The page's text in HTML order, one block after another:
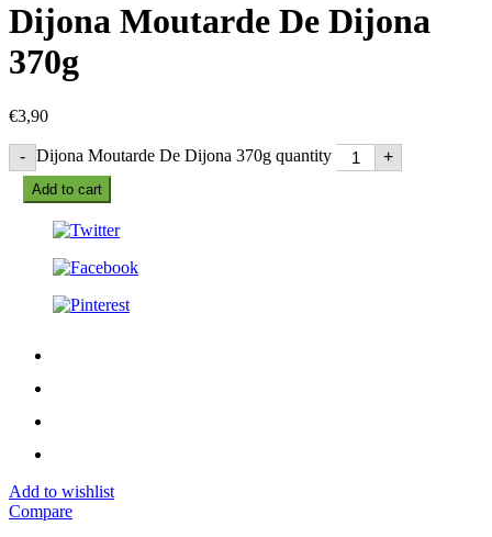
Dijona Moutarde De Dijona
370g
€3,90
- Dijona Moutarde De Dijona 370g quantity +
Add to cart
Add to wishlist
Compare